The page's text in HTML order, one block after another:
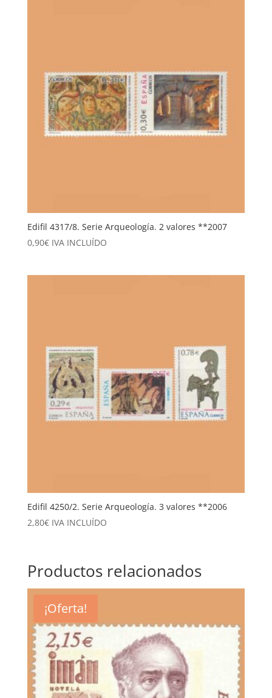
Edifil 4317/8. Serie Arqueología. 2 valores **2007
0,90€ IVA INCLUÍDO
Edifil 4250/2. Serie Arqueología. 3 valores **2006
2,80€ IVA INCLUÍDO
Productos relacionados
¡Oferta!